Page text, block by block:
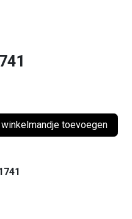
winkelmandje toevoegen